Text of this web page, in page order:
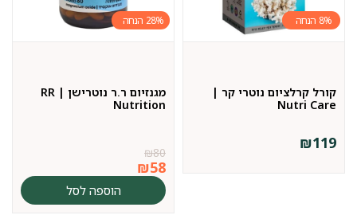
8%
קורל קרלציום נוטרי קר |
Nutri Care
₪119
28%
מגנזיום ר.ר נוטרישן | RR
Nutrition
₪80
₪58
הוספה לסל